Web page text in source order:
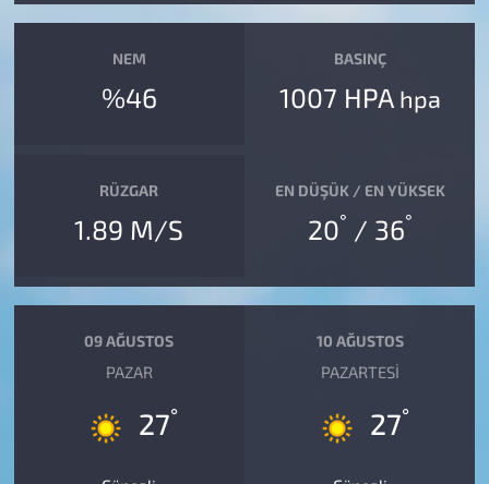
NEM
%46
BASINÇ
1007 HPA hpa
RÜZGAR
1.89 M/S
EN DÜŞÜK / EN YÜKSEK
20° / 36°
09 AĞUSTOS
PAZAR
27°
10 AĞUSTOS
PAZARTESI
27°